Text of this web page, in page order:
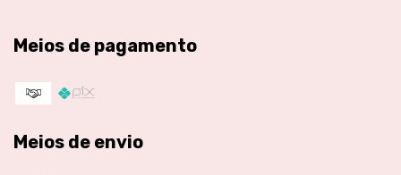
Meios de pagamento
Meios de envio